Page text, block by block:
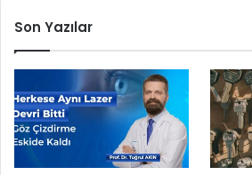
Son Yazılar